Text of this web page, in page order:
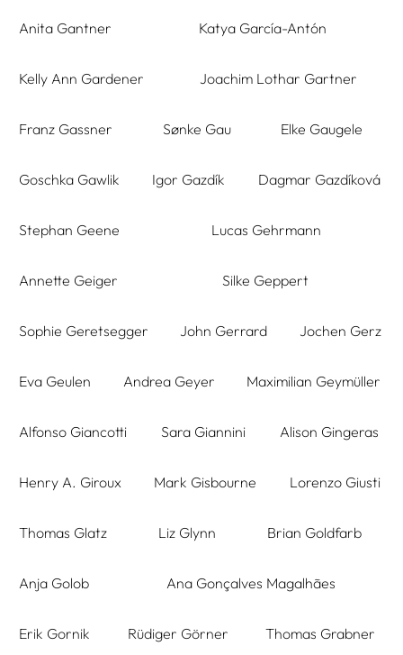
Anita Gantner Katya García-Antón
Kelly Ann Gardener Joachim Lothar Gartner
Franz Gassner Sønke Gau Elke Gaugele
Goschka Gawlik Igor Gazdík Dagmar Gazdíková
Stephan Geene Lucas Gehrmann
Annette Geiger Silke Geppert
Sophie Geretsegger John Gerrard Jochen Gerz
Eva Geulen Andrea Geyer Maximilian Geymüller
Alfonso Giancotti Sara Giannini Alison Gingeras
Henry A. Giroux Mark Gisbourne Lorenzo Giusti
Thomas Glatz Liz Glynn Brian Goldfarb
Anja Golob Ana Gonçalves Magalhães
Erik Gornik Rüdiger Görner Thomas Grabner